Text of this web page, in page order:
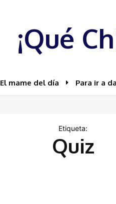
¡Qué
El mame del día Para ir a
Etiqueta:
Quiz